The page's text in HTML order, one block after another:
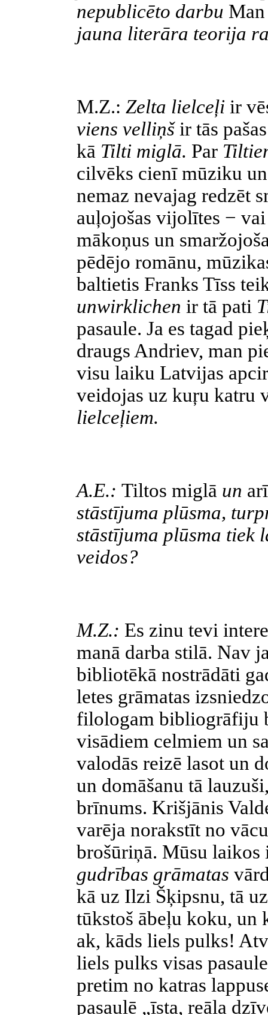
nepublicēto darbu
jauna literāra teorija
M.Z.: Zelta lielceļi ir
viens velliņš ir tās
kā Tilti miglā. Par
cilvēks cienī mūziku
nemaz nevajag redzēt
auļojošas vijolītes −
mākoņus un
pēdējo romānu,
baltietis Franks Tīss
unwirklichen ir tā pati
pasaule. Ja es tagad
draugs Andriev, man
visu laiku Latvijas
veidojas uz kuŗu katru
lielceļiem.
A.E.: Tiltos miglā un
stāstījuma plūsma,
stāstījuma plūsma tiek
veidos?
M.Z.: Es zinu tevi
manā darba stilā. Nav
bibliotēkā nostrādāti
letes grāmatas
filologam bibliogrāfiju
visādiem celmiem un
valodās reizē lasot un
un domāšanu tā
brīnums. Krišjānis
varēja norakstīt no
brošūriņā. Mūsu laikos
gudrības grāmatas
kā uz Ilzi Šķipsnu, tā
tūkstoš ābeļu koku, un
ak, kāds liels pulks!
liels pulks visas
pretim no katras
pasaulē „īsta, reāla